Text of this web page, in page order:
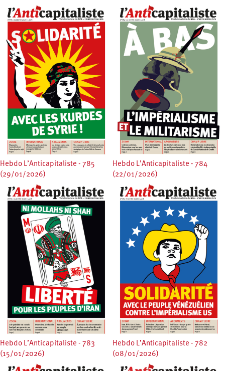
Hebdo L’Anticapitaliste - 785
(29/01/2026)
Hebdo L’Anticapitaliste - 784
(22/01/2026)
Hebdo L’Anticapitaliste - 783
(15/01/2026)
Hebdo L’Anticapitaliste - 782
(08/01/2026)